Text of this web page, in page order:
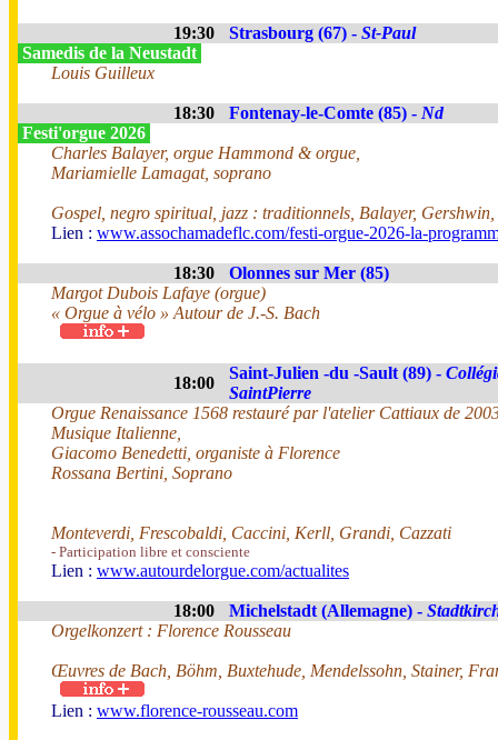
19:30 Strasbourg (67) - St-Paul
Samedis de la Neustadt
Louis Guilleux
18:30 Fontenay-le-Comte (85) - Nd
Festi'orgue 2026
Charles Balayer, orgue Hammond & orgue,
Mariamielle Lamagat, soprano
Gospel, negro spiritual, jazz : traditionnels, Balayer, Gershwin,
Lien : www.assochamadeflc.com/festi-orgue-2026-la-
18:30
Olonnes sur Mer (85)
Margot Dubois Lafaye (orgue)
« Orgue à vélo » Autour de J.-S. Bach
18:00
Saint-Julien -du -Sault (89) -
SaintPierre
Orgue Renaissance 1568 restauré par l'atelier Cattiaux de
Musique Italienne,
Giacomo Benedetti, organiste à Florence
Rossana Bertini, Soprano
Monteverdi, Frescobaldi, Caccini, Kerll, Grandi, Cazzati
- Participation libre et consciente
Lien : www.autourdelorgue.com/actualites
18:00 Michelstadt (Allemagne) -
Orgelkonzert : Florence Rousseau
Œuvres de Bach, Böhm, Buxtehude, Mendelssohn, Stainer,
Lien : www.florence-rousseau.com